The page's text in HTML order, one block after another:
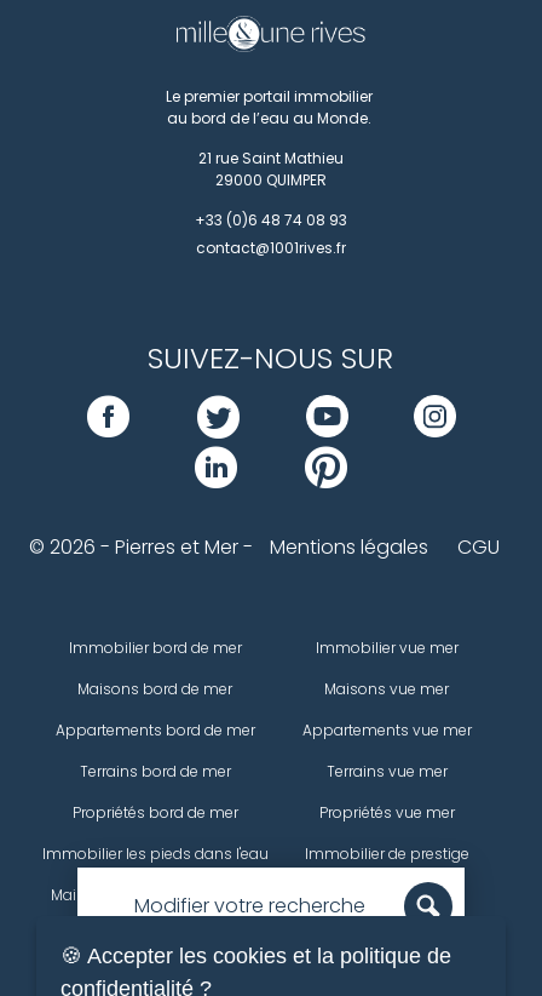
Modifier votre recherche
Le premier portail immobilier
au bord de l’eau au Monde.
21 rue Saint Mathieu
29000 QUIMPER
+33 (0)6 48 74 08 93
contact@1001rives.fr
SUIVEZ-NOUS SUR
© 2026 - Pierres et Mer - Mentions légales CGU
Immobilier bord de mer
Maisons bord de mer
Appartements bord de mer
Terrains bord de mer
Propriétés bord de mer
Immobilier vue mer
Maisons vue mer
Appartements vue mer
Terrains vue mer
Propriétés vue mer
Immobilier les pieds dans l'eau
Maisons les pieds dans l'eau
l'eau
Immobilier de prestige
Maisons de prestige
🍪 Accepter les cookies et la politique de
confidentialité ?